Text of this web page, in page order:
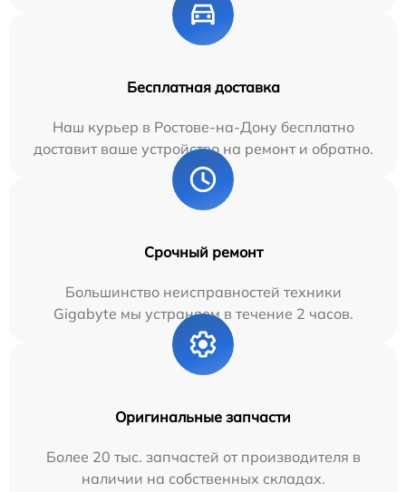
Бесплатная доставка
Наш курьер в Ростове-на-Дону бесплатно
доставит ваше устройство на ремонт и обратно.
Срочный ремонт
Большинство неисправностей техники
Gigabyte мы устраняем в течение 2 часов.
Оригинальные запчасти
Более 20 тыс. запчастей от производителя в
наличии на собственных складах.